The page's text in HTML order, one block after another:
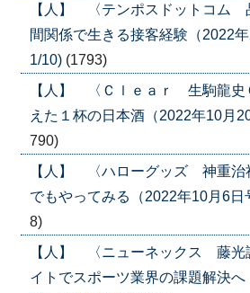
【人】 〈テンポスドットコム
間関係で生きる接客経験（2022
1/10) (1793)
【人】 〈Ｃｌｅａｒ 生駒龍史
えた１杯の日本酒（2022年10月
790)
【人】 〈ハローグッズ 神重治
でもやってみる（2022年10月6日
8)
【人】 〈ニューネックス 藤光
イトでスポーツ業界の課題解決へ